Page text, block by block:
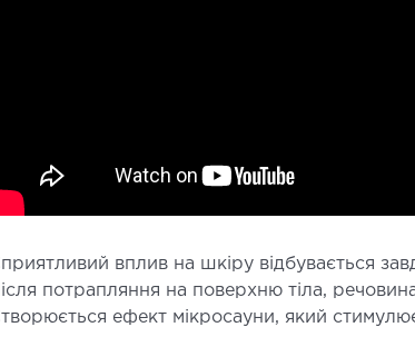
інтенсивної терапії
стаціонар
(Перевезення хворих)
допомога в Києві
вплив на шкіру відбувається
потрапляння на поверхню тіла,
ефект мікросауни, який стимулює